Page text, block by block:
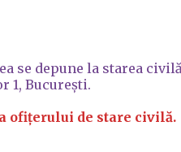
se depune la starea
1, București.
ofițerului de stare civilă.